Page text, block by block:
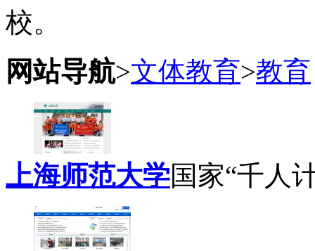
校。
网站导航>文体教育>教育
上海师范大学国家“千人